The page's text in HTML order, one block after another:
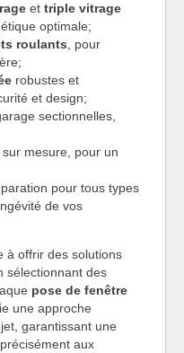
et triple vitrage
optimale;
roulants , pour
robustes et
et design;
sectionnelles,
mesure, pour un
pour tous types
de vos
à offrir des solutions
sélectionnant des
pose de fenêtre
une approche
garantissant une
aux